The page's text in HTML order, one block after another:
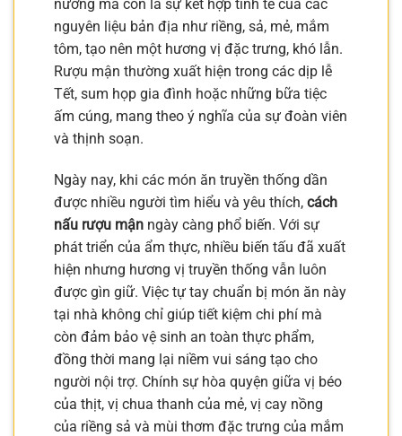
nướng mà còn là sự kết hợp tinh tế của các
nguyên liệu bản địa như riềng, sả, mẻ, mắm
tôm, tạo nên một hương vị đặc trưng, khó lẫn.
Rượu mận thường xuất hiện trong các dịp lễ
Tết, sum họp gia đình hoặc những bữa tiệc
ấm cúng, mang theo ý nghĩa của sự đoàn viên
và thịnh soạn.
Ngày nay, khi các món ăn truyền thống dần
được nhiều người tìm hiểu và yêu thích, cách
nấu rượu mận ngày càng phổ biến. Với sự
phát triển của ẩm thực, nhiều biến tấu đã xuất
hiện nhưng hương vị truyền thống vẫn luôn
được gìn giữ. Việc tự tay chuẩn bị món ăn này
tại nhà không chỉ giúp tiết kiệm chi phí mà
còn đảm bảo vệ sinh an toàn thực phẩm,
đồng thời mang lại niềm vui sáng tạo cho
người nội trợ. Chính sự hòa quyện giữa vị béo
của thịt, vị chua thanh của mẻ, vị cay nồng
của riềng sả và mùi thơm đặc trưng của mắm